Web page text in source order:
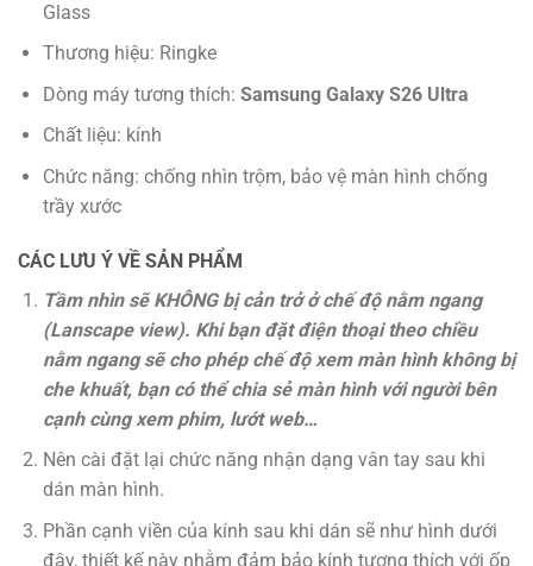
Glass
Thương hiệu: Ringke
Dòng máy tương thích: Samsung Galaxy S26 Ultra
Chất liệu: kính
Chức năng: chống nhìn trộm, bảo vệ màn hình chống
trầy xước
CÁC LƯU Ý VỀ SẢN PHẨM
Tầm nhìn sẽ KHÔNG bị cản trở ở chế độ nằm ngang
(Lanscape view). Khi bạn đặt điện thoại theo chiều
nằm ngang sẽ cho phép chế độ xem màn hình không bị
che khuất, bạn có thể chia sẻ màn hình với người bên
cạnh cùng xem phim, lướt web…
Nên cài đặt lại chức năng nhận dạng vân tay sau khi
dán màn hình.
Phần cạnh viền của kính sau khi dán sẽ như hình dưới
đây, thiết kế này nhằm đảm bảo kính tương thích với ốp